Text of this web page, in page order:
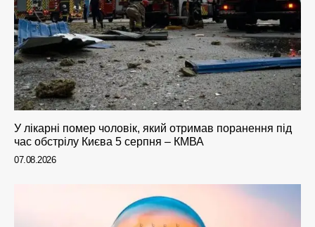
У лікарні помер чоловік, який отримав поранення під
час обстрілу Києва 5 серпня – КМВА
07.08.2026